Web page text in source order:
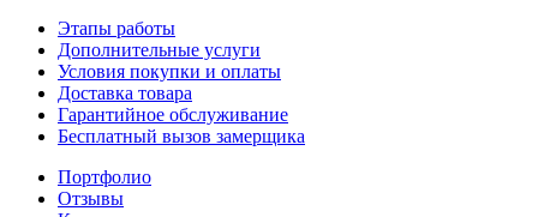
Этапы работы
Дополнительные услуги
Условия покупки и оплаты
Доставка товара
Гарантийное обслуживание
Бесплатный вызов замерщика
Портфолио
Отзывы